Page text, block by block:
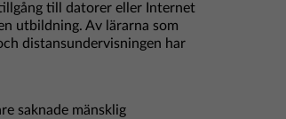
till datorer eller Internet
utbildning. Av lärarna som
distansundervisningen har
saknade mänsklig